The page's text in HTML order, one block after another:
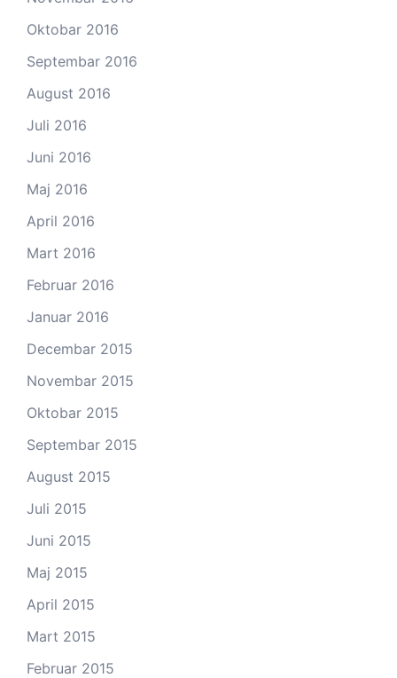
Oktobar 2016
Septembar 2016
August 2016
Juli 2016
Juni 2016
Maj 2016
April 2016
Mart 2016
Februar 2016
Januar 2016
Decembar 2015
Novembar 2015
Oktobar 2015
Septembar 2015
August 2015
Juli 2015
Juni 2015
Maj 2015
April 2015
Mart 2015
Februar 2015